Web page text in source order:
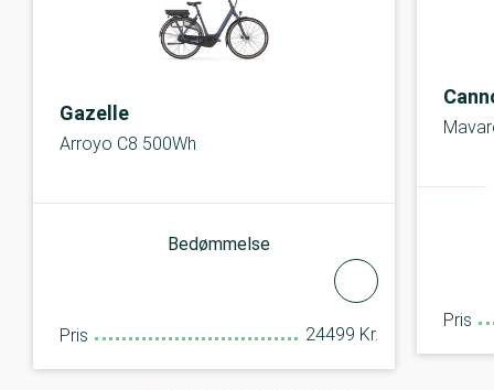
Gazelle
Arroyo C8 500Wh
Bedømmelse
Pris 24499 Kr.
Pris